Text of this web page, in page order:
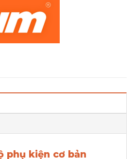
phụ kiện cơ bản